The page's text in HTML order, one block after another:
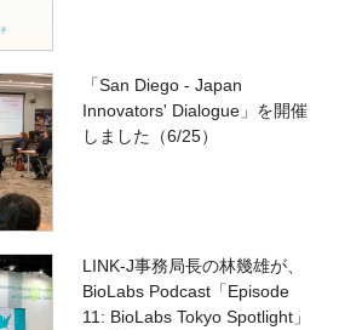
「San Diego - Japan
Innovators' Dialogue」を開催
しました（6/25）
LINK-J事務局長の林幾雄が、
BioLabs Podcast「Episode
11: BioLabs Tokyo Spotlight」